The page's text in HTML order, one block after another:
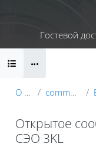
Гостевой
Блоки
О курсе community_users
Открытое
СЭО 3KL